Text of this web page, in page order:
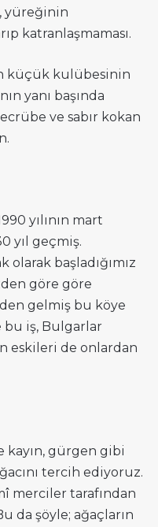
yüreğinin
katranlaşmaması.
küçük kulübesinin
yanı başında
ve sabır kokan
yılının mart
yıl geçmiş.
olarak başladığımız
göre göre
gelmiş bu köye
bu iş, Bulgarlar
eskileri de onlardan
gürgen gibi
tercih ediyoruz.
merciler tarafından
da şöyle; ağaçların